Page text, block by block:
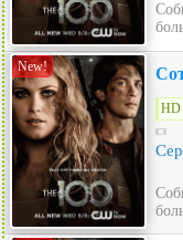
New!
HD